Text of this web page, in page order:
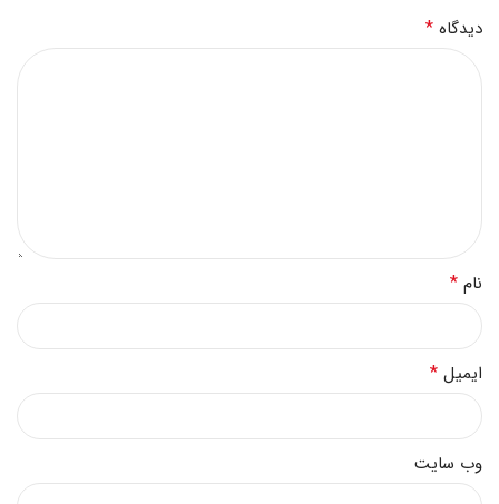
دیدگاه *
نام *
ایمیل *
وب‌ سایت